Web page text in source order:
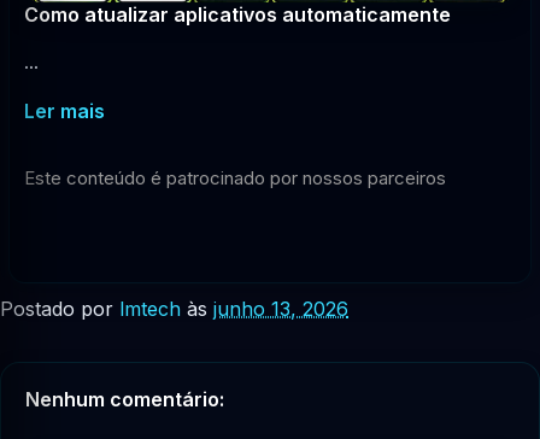
Como atualizar aplicativos automaticamente
...
Ler mais
Este conteúdo é patrocinado por nossos parceiros
Postado por lmtech às junho 13, 2026
Nenhum comentário: